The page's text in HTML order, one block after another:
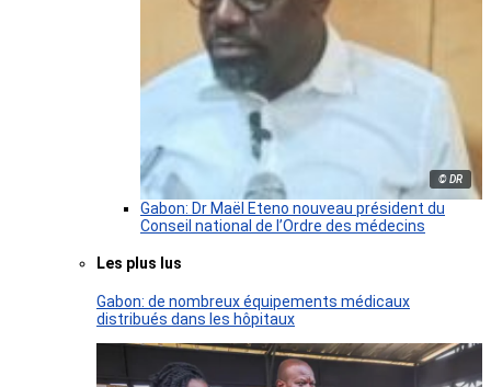
© DR
Gabon: Dr Maël Eteno nouveau président du
Conseil national de l’Ordre des médecins
Les plus lus
Gabon: de nombreux équipements médicaux
distribués dans les hôpitaux